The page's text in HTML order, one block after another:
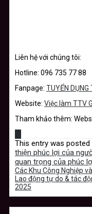
Liên hệ với chúng tôi:
Hotline: 096 735 77 88
Fanpage: TUYỂN DỤNG
Website: Việc làm TTV
Tham khảo thêm:
This entry was posted
thiện phúc lợi của
quan trọng của phúc
Các Khu Công Nghiệp
Lao động tự do & tác
2025